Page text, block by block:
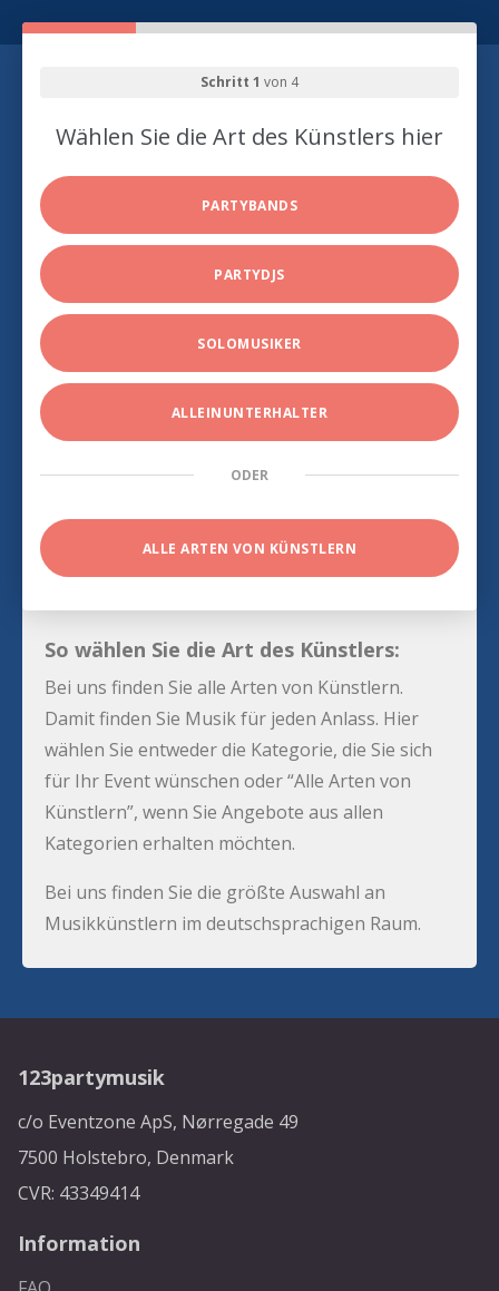
Schritt 1 von 4
Wählen Sie die Art des Künstlers hier
PARTYBANDS
PARTYDJS
SOLOMUSIKER
ALLEINUNTERHALTER
ODER
ALLE ARTEN VON KÜNSTLERN
So wählen Sie die Art des Künstlers:
Bei uns finden Sie alle Arten von Künstlern.
Damit finden Sie Musik für jeden Anlass. Hier
wählen Sie entweder die Kategorie, die Sie sich
für Ihr Event wünschen oder “Alle Arten von
Künstlern”, wenn Sie Angebote aus allen
Kategorien erhalten möchten.
Bei uns finden Sie die größte Auswahl an
Musikkünstlern im deutschsprachigen Raum.
123partymusik
c/o Eventzone ApS, Nørregade 49
7500 Holstebro, Denmark
CVR: 43349414
Information